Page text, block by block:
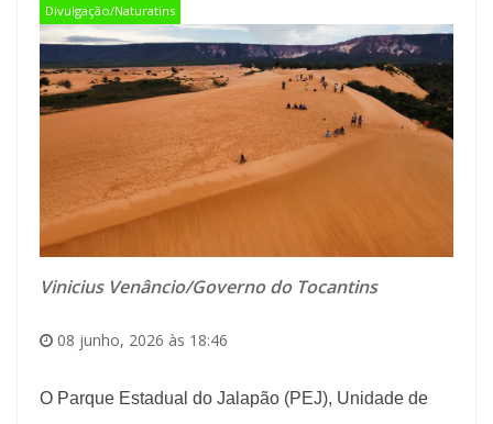
Divulgação/Naturatins
Vinicius Venâncio/Governo do Tocantins
08 junho, 2026 às 18:46
O Parque Estadual do Jalapão (PEJ), Unidade de